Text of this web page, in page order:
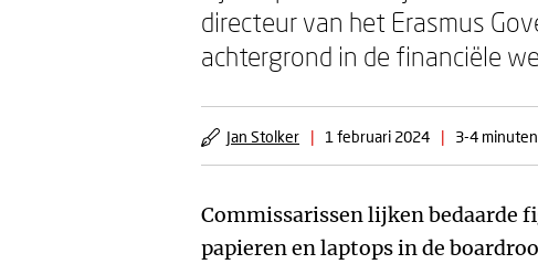
directeur van het Erasmus
achtergrond in de financiële
Jan Stolker | 1 februari 2024 | 3-4
Commissarissen lijken bedaarde
papieren en laptops in de